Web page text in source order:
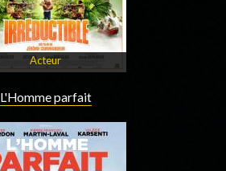
Acteur
L'Homme parfait